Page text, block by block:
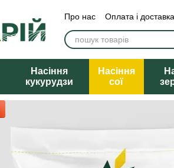
Про нас Оплата і доставка
Насіння
кукурудзи
Насіння
сої